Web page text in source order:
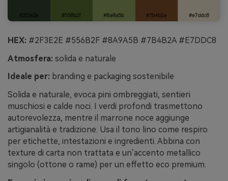
HEX: #2F3E2E #556B2F #8A9A5B #7B4B2A #E7DDC8
Atmosfera: solida e naturale
Ideale per: branding e packaging sostenibile
Solida e naturale, evoca pini ombreggiati, sentieri
muschiosi e calde noci. I verdi profondi trasmettono
autorevolezza, mentre il marrone noce aggiunge
artigianalità e tradizione. Usa il tono lino come respiro
per etichette, intestazioni e ingredienti. Abbina con
texture di carta non trattata e un’accento metallico
singolo (ottone o rame) per un effetto eco premium.